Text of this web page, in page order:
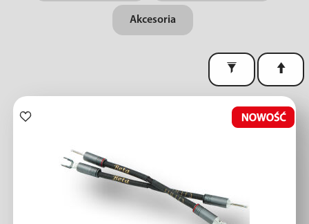
Akcesoria